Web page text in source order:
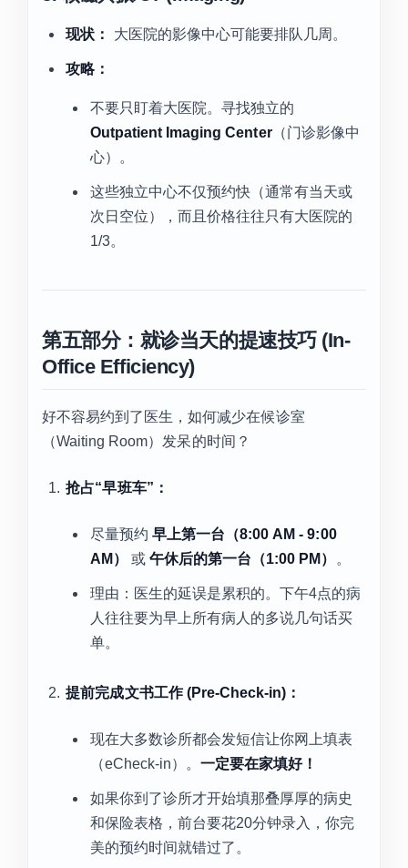
现状： 大医院的影像中心可能要排队几周。
攻略：
不要只盯着大医院。寻找独立的
Outpatient Imaging Center（门诊影像中
心）。
这些独立中心不仅预约快（通常有当天或
次日空位），而且价格往往只有大医院的
1/3。
第五部分：就诊当天的提速技巧 (In-
Office Efficiency)
好不容易约到了医生，如何减少在候诊室
（Waiting Room）发呆的时间？
抢占“早班车”：
尽量预约 早上第一台（8:00 AM - 9:00
AM）
或 午休后的第一台（1:00 PM） 。
理由：医生的延误是累积的。下午4点的病
人往往要为早上所有病人的多说几句话买
单。
提前完成文书工作 (Pre-Check-in)：
现在大多数诊所都会发短信让你网上填表
（eCheck-in）。一定要在家填好！
如果你到了诊所才开始填那叠厚厚的病史
和保险表格，前台要花20分钟录入，你完
美的预约时间就错过了。